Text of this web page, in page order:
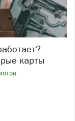
карты